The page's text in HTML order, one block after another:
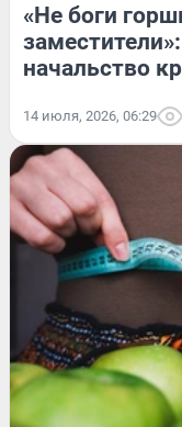
«Не боги
начальство
14 июля, 2026, 06:29